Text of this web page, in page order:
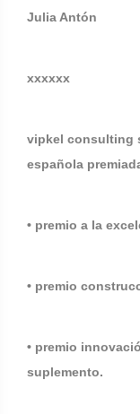
Julia Antón
xxxxxx
vipkel consulting
española
• premio a la
• premio
• premio
suplemento.